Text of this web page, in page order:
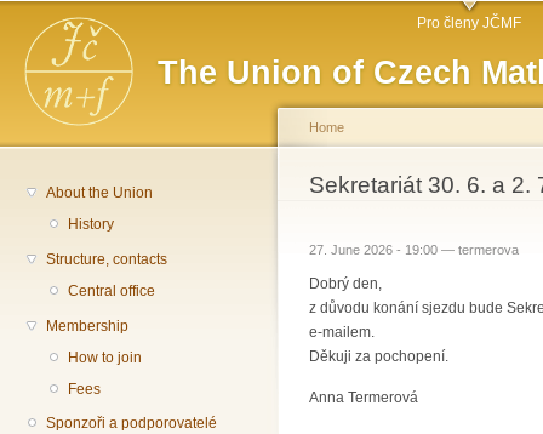
The Union of Czech
Main menu Pro členy JČMF
About the Union
History
Structure, contacts
Central office
Membership
How to join
Fees
Sponzoři a podporovatelé
You are here
Home
Sekretariát 30. 6. a 2.
27. June 2026 - 19:00 — termerova
Dobrý den,
z důvodu konání sjezdu bude
e-mailem.
Děkuji za pochopení.
Anna Termerová